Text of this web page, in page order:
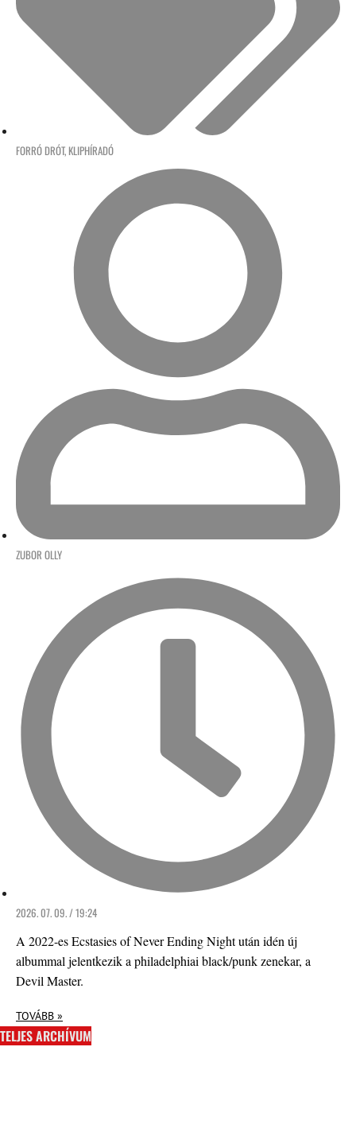
FORRÓ DRÓT, KLIPHÍRADÓ
ZUBOR OLLY
2026. 07. 09. / 19:24
A 2022-es Ecstasies of Never Ending Night után idén új
albummal jelentkezik a philadelphiai black/punk zenekar, a
Devil Master.
TOVÁBB »
TELJES ARCHÍVUM